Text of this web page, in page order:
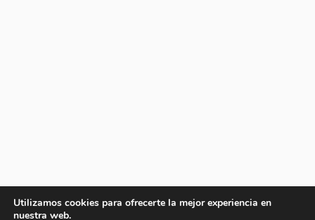
Utilizamos cookies para ofrecerte la mejor experiencia en
nuestra web.